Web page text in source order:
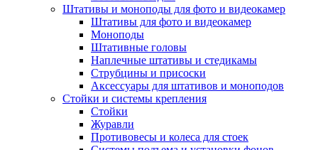
Штативы и моноподы для фото и видеокамер
Штативы для фото и видеокамер
Моноподы
Штативные головы
Наплечные штативы и стедикамы
Струбцины и присоски
Аксессуары для штативов и моноподов
Стойки и системы крепления
Стойки
Журавли
Противовесы и колеса для стоек